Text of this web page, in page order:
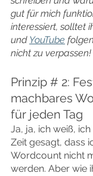
gut für mich
interessiert, solltet
und YouTube
nicht zu verpassen!
Prinzip # 2:
machbares
für jeden Tag
Ja, ja, ich weiß,
Zeit gesagt, dass
Wordcount nicht
werden. Aber wie